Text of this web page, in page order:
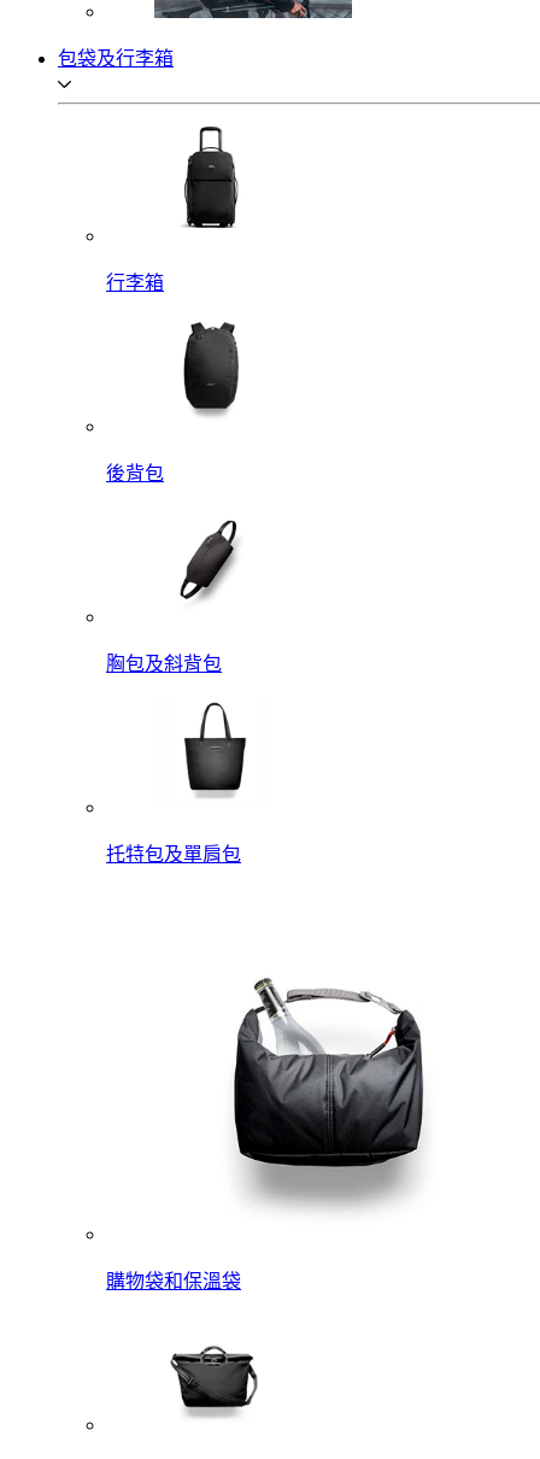
包袋及行李箱
行李箱
後背包
胸包及斜背包
托特包及單肩包
購物袋和保溫袋